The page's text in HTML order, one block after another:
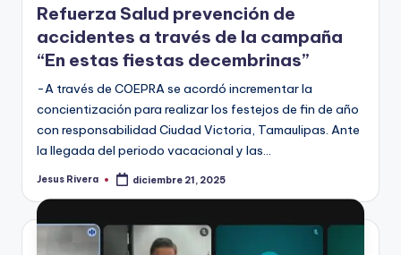
Refuerza Salud prevención de
accidentes a través de la campaña
“En estas fiestas decembrinas”
-A través de COEPRA se acordó incrementar la
concientización para realizar los festejos de fin de año
con responsabilidad Ciudad Victoria, Tamaulipas. Ante
la llegada del periodo vacacional y las…
Publicado
Jesus Rivera diciembre 21, 2025